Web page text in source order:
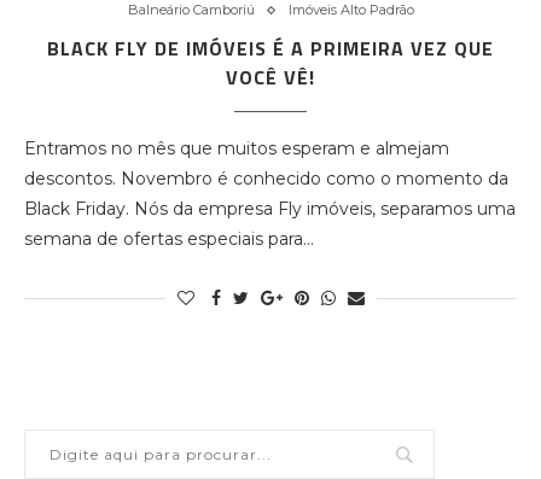
Balneário Camboriú Imóveis Alto Padrão
BLACK FLY DE IMÓVEIS É A PRIMEIRA VEZ QUE
VOCÊ VÊ!
Entramos no mês que muitos esperam e almejam
descontos. Novembro é conhecido como o momento da
Black Friday. Nós da empresa Fly imóveis, separamos uma
semana de ofertas especiais para…